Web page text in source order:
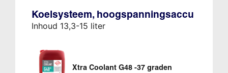
Koelsysteem, hoogspanningsaccu
Inhoud 13,3-15 liter
Xtra Coolant G48 -37 graden